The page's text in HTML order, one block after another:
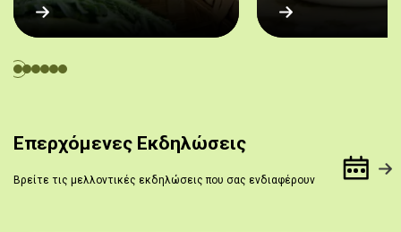
Επερχόμενες Εκδηλώσεις
Βρείτε τις μελλοντικές εκδηλώσεις που σας ενδιαφέρουν